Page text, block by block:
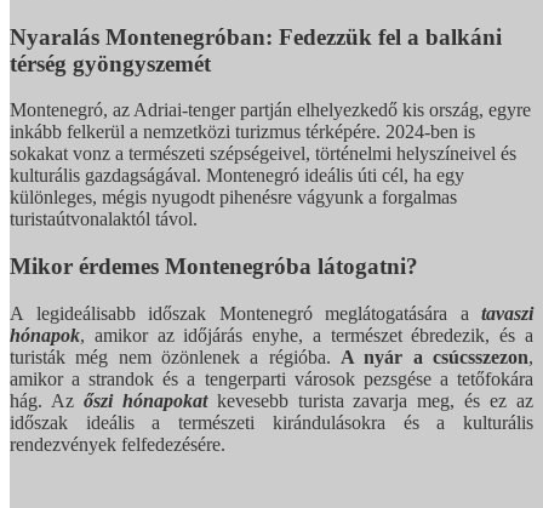
Nyaralás Montenegróban: Fedezzük fel a balkáni
térség gyöngyszemét
Montenegró, az Adriai-tenger partján elhelyezkedő kis ország, egyre
inkább felkerül a nemzetközi turizmus térképére. 2024-ben is
sokakat vonz a természeti szépségeivel, történelmi helyszíneivel és
kulturális gazdagságával. Montenegró ideális úti cél, ha egy
különleges, mégis nyugodt pihenésre vágyunk a forgalmas
turistaútvonalaktól távol.
Mikor érdemes Montenegróba látogatni?
A legideálisabb időszak Montenegró meglátogatására a tavaszi
hónapok, amikor az időjárás enyhe, a természet ébredezik, és a
turisták még nem özönlenek a régióba. A nyár a csúcsszezon,
amikor a strandok és a tengerparti városok pezsgése a tetőfokára
hág. Az őszi hónapokatkevesebb turista zavarja meg, és ez az
időszak ideális a természeti kirándulásokra és a kulturális
rendezvények felfedezésére.